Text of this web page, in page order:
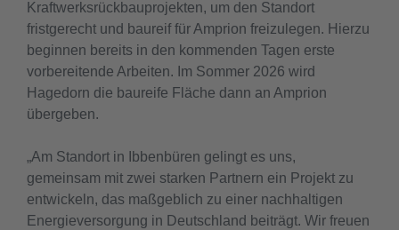
Kraftwerksrückbauprojekten, um den Standort
fristgerecht und baureif für Amprion freizulegen. Hierzu
beginnen bereits in den kommenden Tagen erste
vorbereitende Arbeiten. Im Sommer 2026 wird
Hagedorn die baureife Fläche dann an Amprion
übergeben.
„Am Standort in Ibbenbüren gelingt es uns,
gemeinsam mit zwei starken Partnern ein Projekt zu
entwickeln, das maßgeblich zu einer nachhaltigen
Energieversorgung in Deutschland beiträgt. Wir freuen